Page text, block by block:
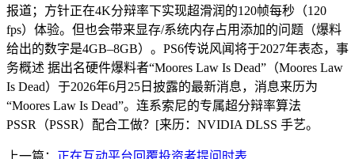
报道；方针正在4K分辩率下实现超滑润的120帧每秒（120
fps）体验。但也会带来显存/系统内存占用添加的问题（爆料
给出的数字是4GB–8GB）。PS6传说风闻将于2027年表态，事
务概述 据出名硬件爆料者“Moores Law Is Dead”（Moores Law
Is Dead）于2026年6月25日披露的最新消息，消息来历为
“Moores Law Is Dead”。连系索尼的专属超分辩率算法
PSSR（PSSR）配合工做？[来历：NVIDIA DLSS 手艺。